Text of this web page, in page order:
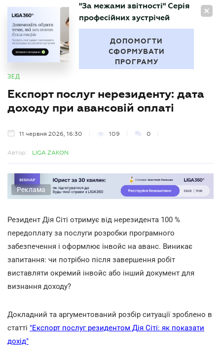
UA
БУХГАЛТЕР
"За межами звітності" Серія
професійних зустрічей
ДОПОМОГТИ
СФОРМУВАТИ
ПРОГРАМУ
ЗЕД
Експорт послуг нерезиденту: дата
доходу при авансовій оплаті
11 червня 2026, 16:30 109 0
Автор: LIGA ZAKON
Реклама
Резидент Дія Сіті отримує від нерезидента 100 %
передоплату за послуги розробки програмного
забезпечення і оформлює інвойс на аванс. Виникає
запитання: чи потрібно після завершення робіт
виставляти окремий інвойс або інший документ для
визнання доходу?
Докладний та аргументований розбір ситуації зроблено в
статті "Експорт послуг резидентом Дія Сіті: як показати
дохід"